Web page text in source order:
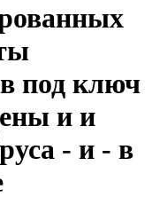
под ключ
и и
- и - в